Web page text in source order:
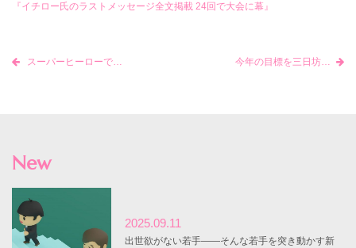
『イチロー氏のラストメッセージ全文掲載 24回で大会に幕』
スーパーヒーローではなくスペシャリスト 今年の目標を三日坊主にしないために
New
2025.09.11
出世欲がない若手――そんな若手を突き動かす新